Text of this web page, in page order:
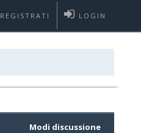
LOGIN
REGISTRATI
Modi discussione